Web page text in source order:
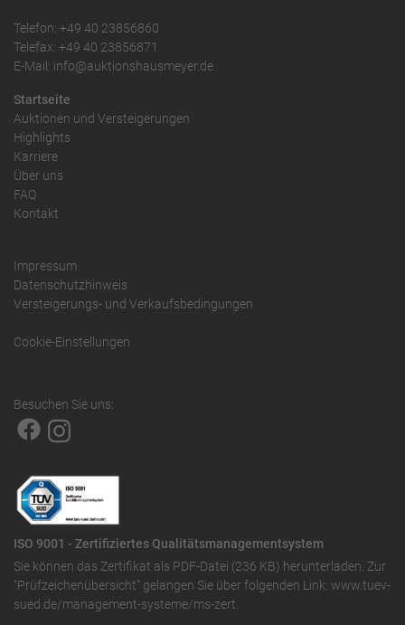
Telefon: +49 40 23856860
Telefax: +49 40 23856871
E-Mail: info@auktionshausmeyer.de
Startseite
Auktionen und Versteigerungen
Highlights
Karriere
Über uns
FAQ
Kontakt
Impressum
Datenschutzhinweis
Versteigerungs- und Verkaufsbedingungen
Cookie-Einstellungen
Besuchen Sie uns:
ISO 9001 - Zertifiziertes Qualitätsmanagementsystem
Sie können das Zertifikat als PDF-Datei (236 KB) herunterladen. Zur
"Prüfzeichenübersicht" gelangen Sie über folgenden Link: www.tuev-
sued.de/management-systeme/ms-zert